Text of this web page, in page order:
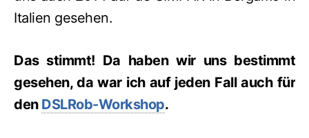
Italien gesehen.
Das stimmt! Da haben wir uns bestimmt
gesehen, da war ich auf jeden Fall auch für
den DSLRob-Workshop.